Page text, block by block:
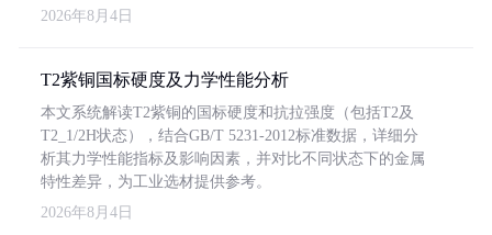
2026年8月4日
T2紫铜国标硬度及力学性能分析
本文系统解读T2紫铜的国标硬度和抗拉强度（包括T2及
T2_1/2H状态），结合GB/T 5231-2012标准数据，详细分
析其力学性能指标及影响因素，并对比不同状态下的金属
特性差异，为工业选材提供参考。
2026年8月4日